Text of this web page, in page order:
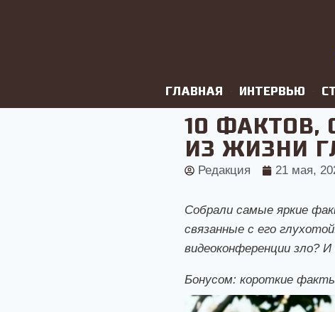
ГЛАВНАЯ ИНТЕРВЬЮ
10 ФАКТОВ,
ИЗ ЖИЗНИ
Редакция 21 мая,
Собрали самые яркие
связанные с его
видеоконференции зло?
Бонусом: короткие